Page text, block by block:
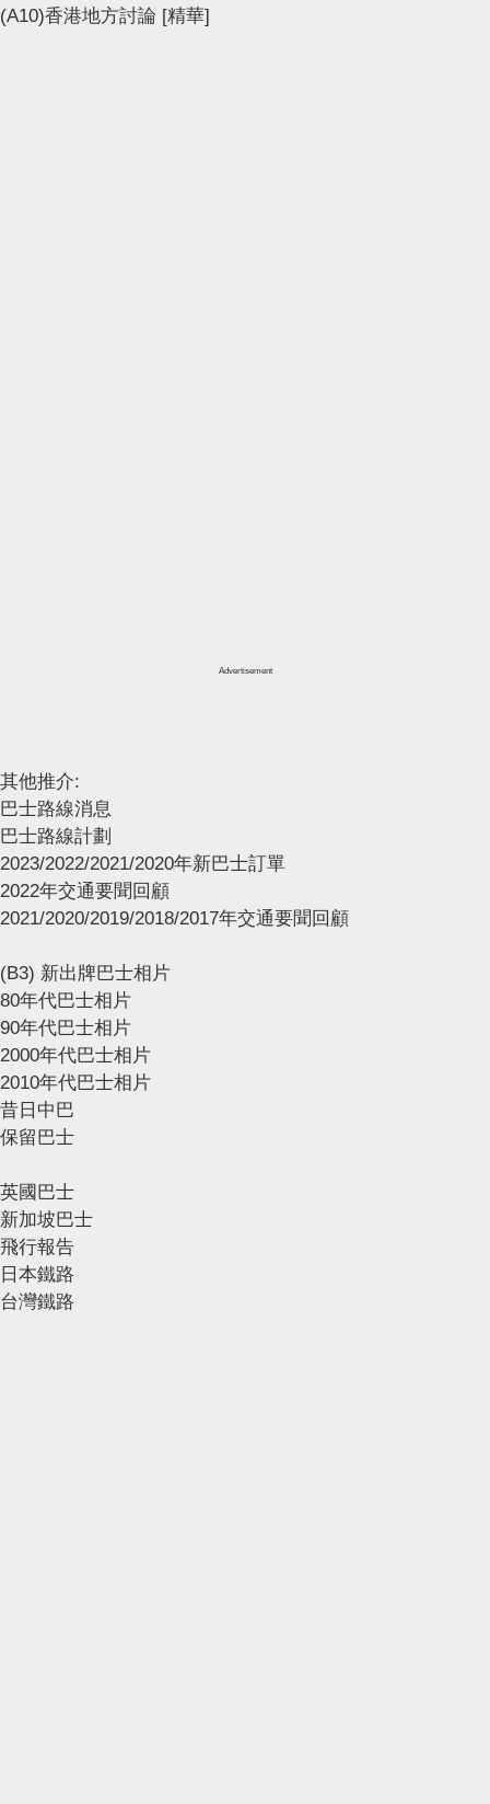
(A10)香港地方討論 [精華]
Advertisement
其他推介:
巴士路線消息
巴士路線計劃
2023/2022/2021/2020年新巴士訂單
2022年交通要聞回顧
2021/2020/2019/2018/2017年交通要聞回顧
(B3) 新出牌巴士相片
80年代巴士相片
90年代巴士相片
2000年代巴士相片
2010年代巴士相片
昔日中巴
保留巴士
英國巴士
新加坡巴士
飛行報告
日本鐵路
台灣鐵路